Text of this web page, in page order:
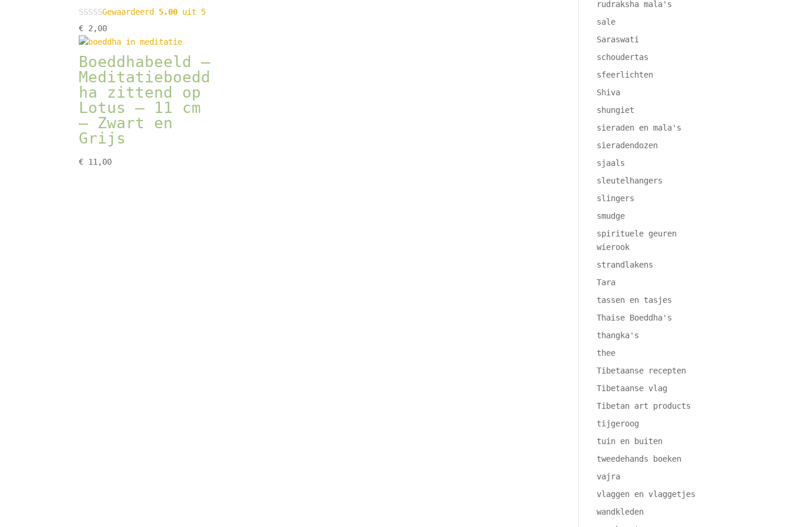
Gewaardeerd 5.00 uit 5
€ 2,00
Boeddhabeeld –
Meditatieboedd
ha zittend op
Lotus – 11 cm
– Zwart en
Grijs
€ 11,00
rudraksha mala's
sale
Saraswati
schoudertas
sfeerlichten
Shiva
shungiet
sieraden en mala's
sieradendozen
sjaals
sleutelhangers
slingers
smudge
spirituele geuren
wierook
strandlakens
Tara
tassen en tasjes
Thaise Boeddha's
thangka's
thee
Tibetaanse recepten
Tibetaanse vlag
Tibetan art products
tijgeroog
tuin en buiten
tweedehands boeken
vajra
vlaggen en vlaggetjes
wandkleden